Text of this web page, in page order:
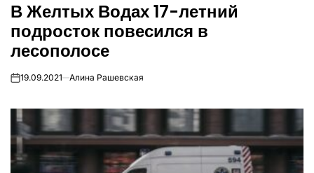
У
В Желтых Водах 17-летний
подросток повесился в
лесополосе
on19.09.2021 Алина Рашевская